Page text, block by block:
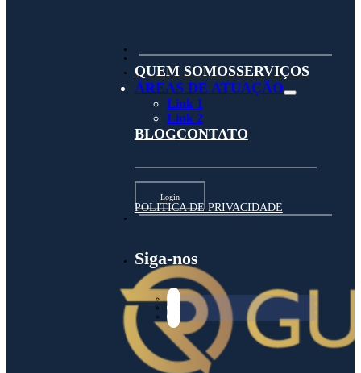
QUEM SOMOSSERVIÇOS
ÁREAS DE ATUAÇÃO
Link 1
Link 2
BLOGCONTATO
Login
POLITICA DE PRIVACIDADE
Siga-nos